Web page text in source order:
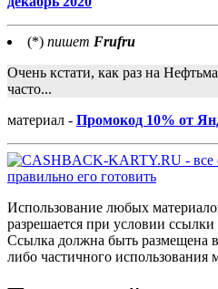
(*) пишет Frufru
Очень кстати, как раз на
часто...
материал - Промокод 10% от
Использование любых
разрешается при условии
Ссылка должна быть размещена
либо частичного использования